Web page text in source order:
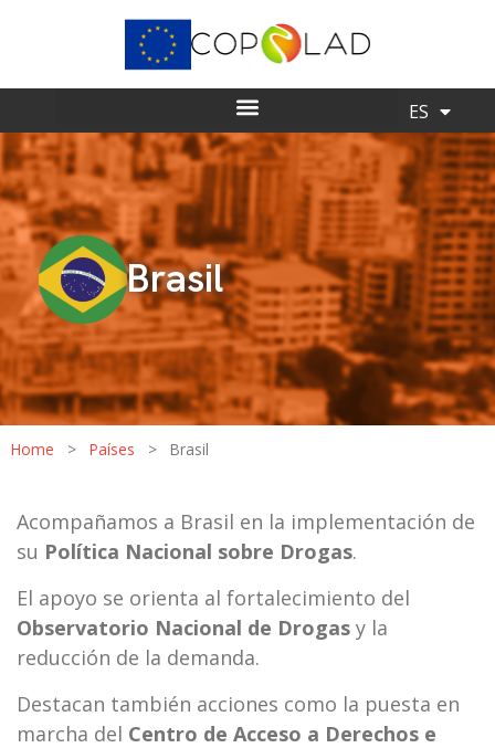
ES
EN
Brasil
Home > Países > Brasil
Acompañamos a Brasil en la implementación de
su Política Nacional sobre Drogas.
El apoyo se orienta al fortalecimiento del
Observatorio Nacional de Drogas y la
reducción de la demanda.
Destacan también acciones como la puesta en
marcha del Centro de Acceso a Derechos e